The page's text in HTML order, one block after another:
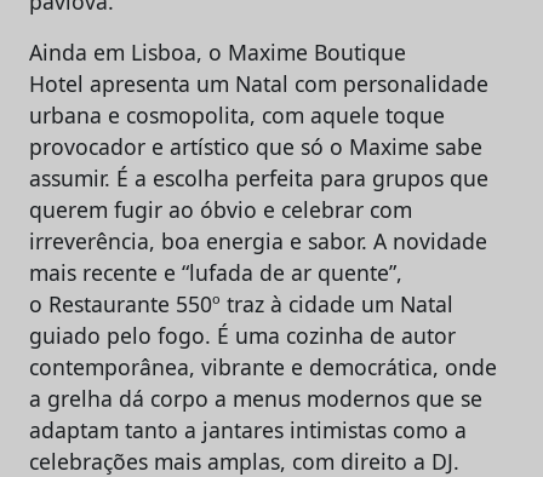
Ainda em Lisboa, o Maxime Boutique
Hotel apresenta um Natal com personalidade
urbana e cosmopolita, com aquele toque
provocador e artístico que só o Maxime sabe
assumir. É a escolha perfeita para grupos que
querem fugir ao óbvio e celebrar com
irreverência, boa energia e sabor. A novidade
mais recente e “lufada de ar quente”,
o Restaurante 550º traz à cidade um Natal
guiado pelo fogo. É uma cozinha de autor
contemporânea, vibrante e democrática, onde
a grelha dá corpo a menus modernos que se
adaptam tanto a jantares intimistas como a
celebrações mais amplas, com direito a DJ.